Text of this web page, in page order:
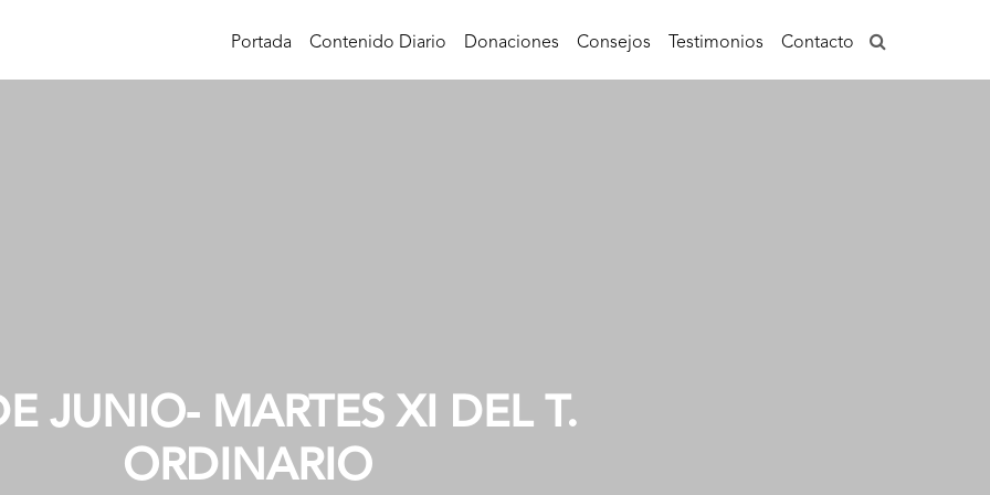
Portada Contenido Diario Donaciones Consejos Testimonios Contacto
JUNIO- MARTES XI DEL T.
ORDINARIO